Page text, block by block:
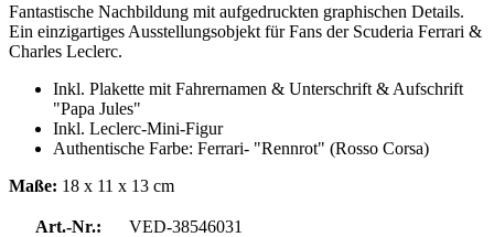
Fantastische Nachbildung mit aufgedruckten graphischen Details.
Ein einzigartiges Ausstellungsobjekt für Fans der Scuderia Ferrari &
Charles Leclerc.
Inkl. Plakette mit Fahrernamen & Unterschrift & Aufschrift
"Papa Jules"
Inkl. Leclerc-Mini-Figur
Authentische Farbe: Ferrari- "Rennrot" (Rosso Corsa)
Maße: 18 x 11 x 13 cm
Art.-Nr.:
VED-38546031